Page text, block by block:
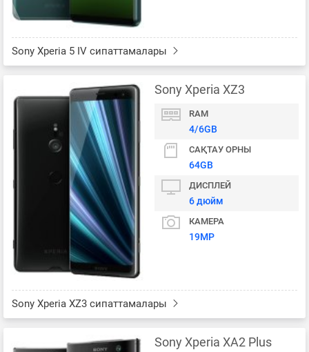
Sony Xperia 5 IV сипаттамалары
Sony Xperia XZ3
RAM
4/6GB
САҚТАУ ОРНЫ
64GB
ДИСПЛЕЙ
6 дюйм
КАМЕРА
19MP
Sony Xperia XZ3 сипаттамалары
Sony Xperia XA2 Plus